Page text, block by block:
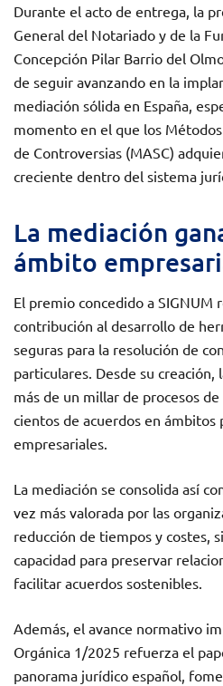
Durante el acto de entrega, la
General del Notariado y de la
Concepción Pilar Barrio del
de seguir avanzando en la
mediación sólida en España,
momento en el que los
de Controversias (MASC)
creciente dentro del sistema
La mediación
ámbito
El premio concedido a SIGNUM
contribución al desarrollo de
seguras para la resolución de
particulares. Desde su
más de un millar de procesos
cientos de acuerdos en ámbitos
empresariales.
La mediación se consolida así
vez más valorada por las
reducción de tiempos y costes,
capacidad para preservar
facilitar acuerdos sostenibles.
Además, el avance normativo
Orgánica 1/2025 refuerza el
panorama jurídico español,